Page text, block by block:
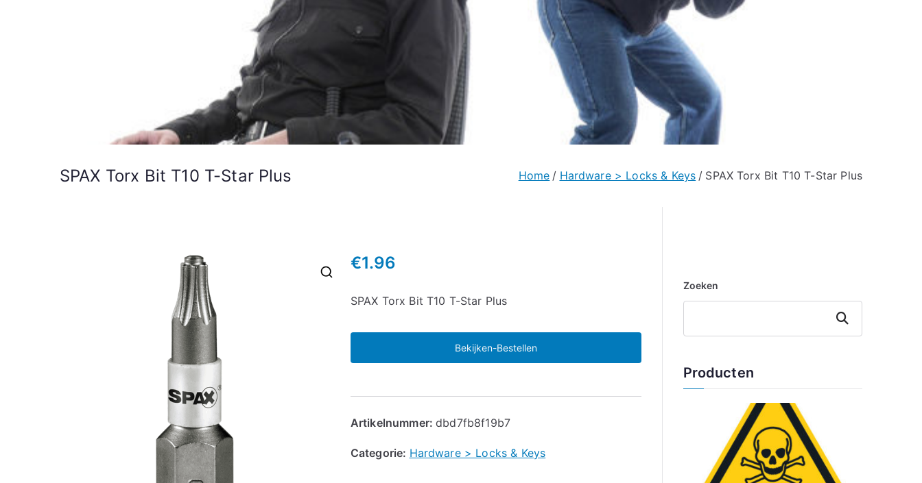
SPAX Torx Bit T10 T-Star Plus Home Hardware > Locks & Keys SPAX Torx Bit T10 T-Star Plus
€1.96
SPAX Torx Bit T10 T-Star Plus
Bekijken-Bestellen
Artikelnummer:dbd7fb8f19b7
Categorie: Hardware > Locks & Keys
Zoeken
Zoeken
Producten